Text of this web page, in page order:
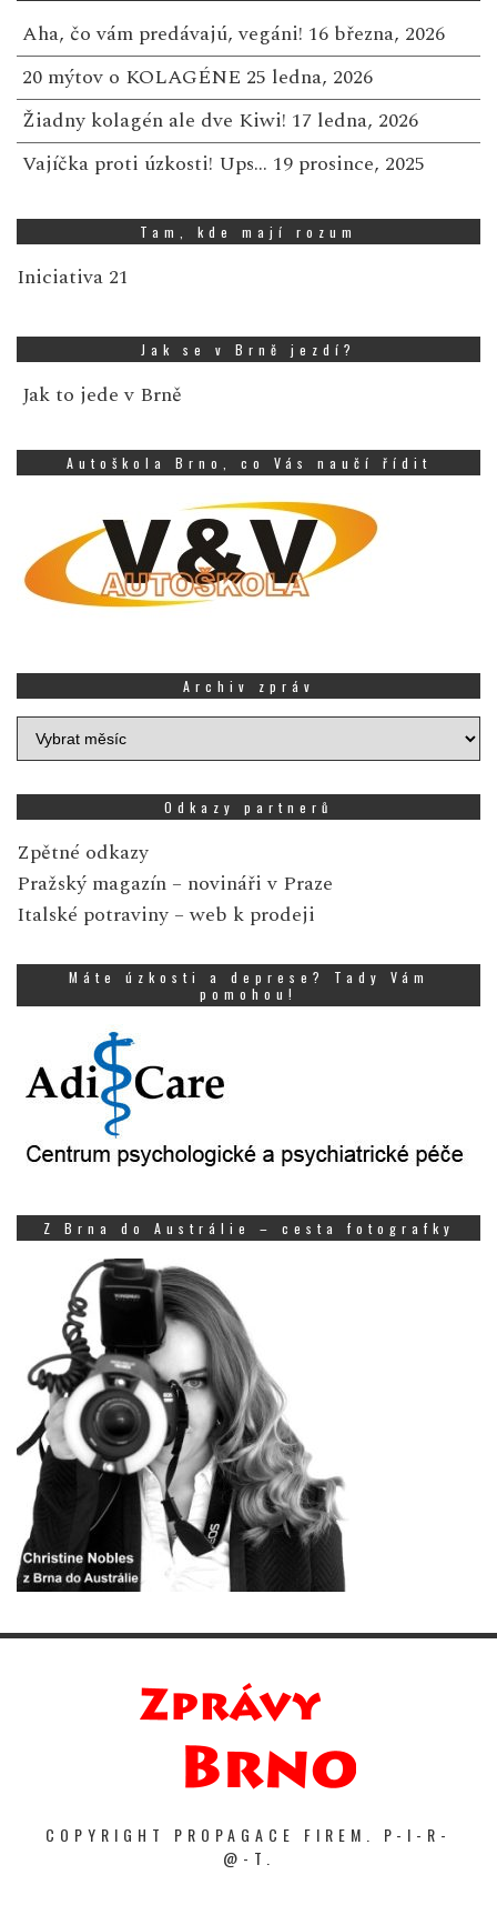
Aha, čo vám predávajú, vegáni! 16 března, 2026
20 mýtov o KOLAGÉNE 25 ledna, 2026
Žiadny kolagén ale dve Kiwi! 17 ledna, 2026
Vajíčka proti úzkosti! Ups… 19 prosince, 2025
Tam, kde mají rozum
Iniciativa 21
Jak se v Brně jezdí?
Jak to jede v Brně
Autoškola Brno, co Vás naučí řídit
Archiv zpráv
Archiv
zpráv
Odkazy partnerů
Zpětné odkazy
Pražský magazín – novináři v Praze
Italské potraviny – web k prodeji
Máte úzkosti a deprese? Tady Vám
pomohou!
Z Brna do Austrálie – cesta fotografky
COPYRIGHT PROPAGACE FIREM. P-I-R-
@-T.